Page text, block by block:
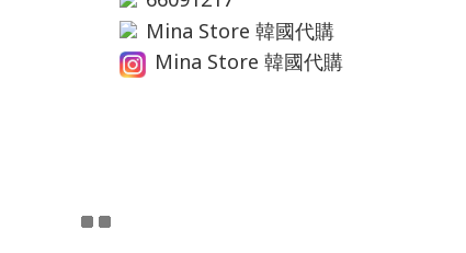
Mina Store 韓國代購
Mina Store 韓國代購